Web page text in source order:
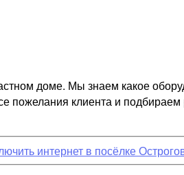
доме. Мы знаем какое
пожелания клиента и
интернет в посёлке